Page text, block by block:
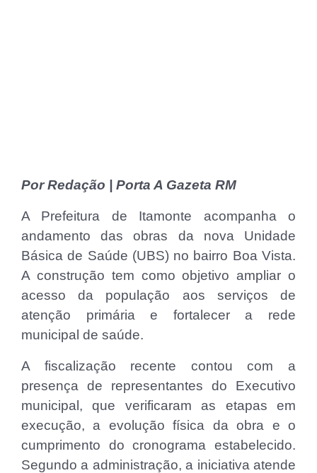
Por Redação | Porta A Gazeta RM
A Prefeitura de Itamonte acompanha o
andamento das obras da nova Unidade
Básica de Saúde (UBS) no bairro Boa Vista.
A construção tem como objetivo ampliar o
acesso da população aos serviços de
atenção primária e fortalecer a rede
municipal de saúde.
A fiscalização recente contou com a
presença de representantes do Executivo
municipal, que verificaram as etapas em
execução, a evolução física da obra e o
cumprimento do cronograma estabelecido.
Segundo a administração, a iniciativa atende